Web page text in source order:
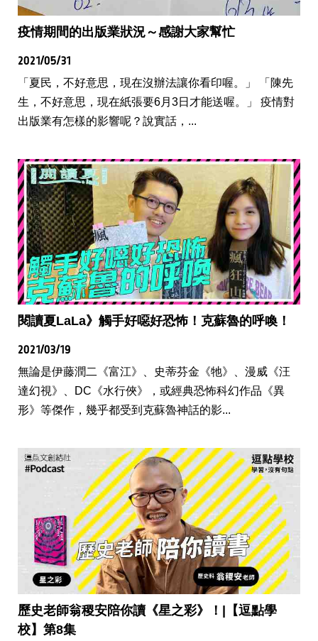
疫情期間的出版業狀況～感謝大家幫忙
2021/05/31
「夏民，不好意思，現在沒辦法讓你看印喔。」 「陳先
生，不好意思，現在紙張要6月3日才能送喔。」 疫情對
出版業有怎樣的影響呢？說實話，...
閱讀夏LaLa》觸手好噁好恐怖！克蘇魯的呼喚！
2021/03/19
無論是伊藤潤二《富江》、史蒂芬金《牠》、漫威《汪
達幻視》、DC《水行俠》，或經典恐怖科幻作品《異
形》等傑作，幾乎都受到克蘇魯神話的影...
歷史老師翁稷安陪你讀《星之彩》！|【逗點學
校】第8集